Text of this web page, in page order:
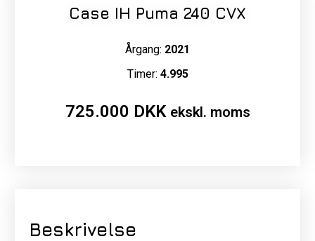
Case IH Puma 240 CVX
Årgang: 2021
Timer: 4.995
725.000 DKK ekskl. moms
Beskrivelse